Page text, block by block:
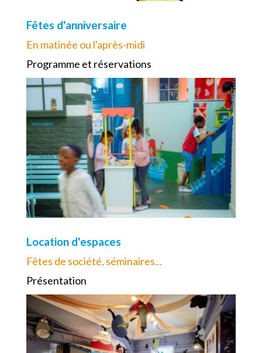
Fêtes d'anniversaire
En matinée ou l'après-midi
Programme et réservations
Location d'espaces
Fêtes de société, séminaires...
Présentation